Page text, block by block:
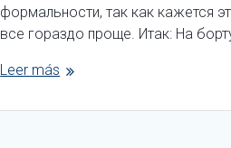
формальности, так как кажется
все гораздо проще. Итак: На
Leer más